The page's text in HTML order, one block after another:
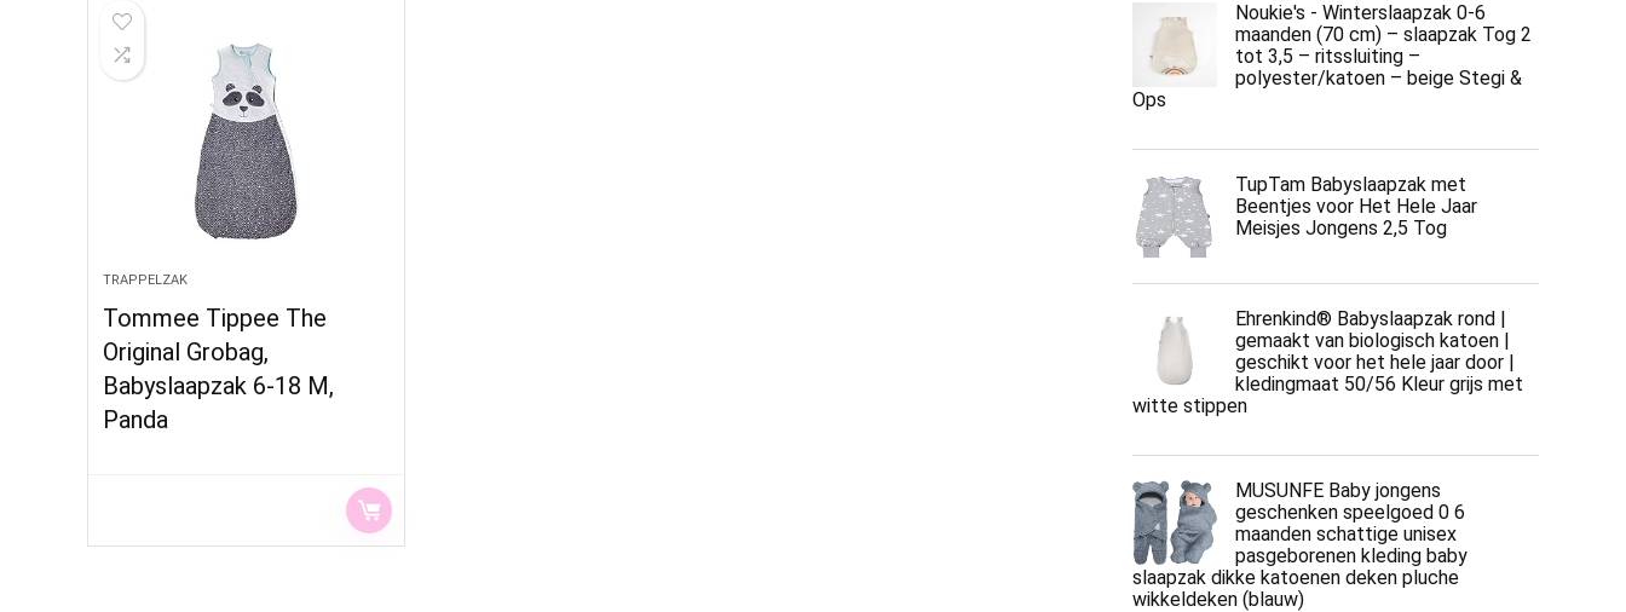
TRAPPELZAK
Tommee Tippee The
Original Grobag,
Babyslaapzak 6-18 M,
Panda
Noukie's - Winterslaapzak 0-6
maanden (70 cm) – slaapzak Tog 2
tot 3,5 – ritssluiting –
polyester/katoen – beige Stegi &
Ops
TupTam Babyslaapzak met
Beentjes voor Het Hele Jaar
Meisjes Jongens 2,5 Tog
Ehrenkind® Babyslaapzak rond |
gemaakt van biologisch katoen |
geschikt voor het hele jaar door |
kledingmaat 50/56 Kleur grijs met
witte stippen
MUSUNFE Baby jongens
geschenken speelgoed 0 6
maanden schattige unisex
pasgeborenen kleding baby
slaapzak dikke katoenen deken pluche
wikkeldeken (blauw)